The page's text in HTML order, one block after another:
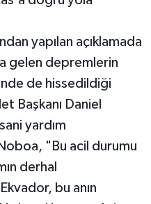
yapılan açıklamada
gelen depremlerin
de hissedildiği
Başkanı Daniel
yardım
"Bu acil durumu
derhal
bu anın